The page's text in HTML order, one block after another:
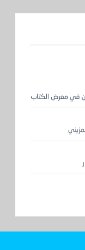
في معرض الكتاب